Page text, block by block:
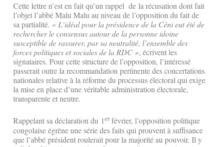
Cette lettre n’est en fait qu’un rappel de la récusation dont fait
l’objet l’abbé Malu Malu au niveau de l’opposition du fait de
sa partialité. « L’idéal pour la présidence de la Céni eut été de
rechercher le consensus autour de la personne idoine
susceptible de rassurer, par sa neutralité, l’ensemble des
forces politiques et sociales de la RDC », écrivent les
signataires. Pour cette structure de l’opposition, l’intéressé
passerait outre la recommandation pertinente des concertations
nationales relative à la réforme du processus électoral qui exige
la mise en place d’une véritable administration électorale,
transparente et neutre.
Rappelant sa déclaration du 1erfévrier, l’opposition politique
congolaise égrène une série des faits qui prouvent à suffisance
que l’abbé président roulerait pour la majorité au pouvoir. Il y